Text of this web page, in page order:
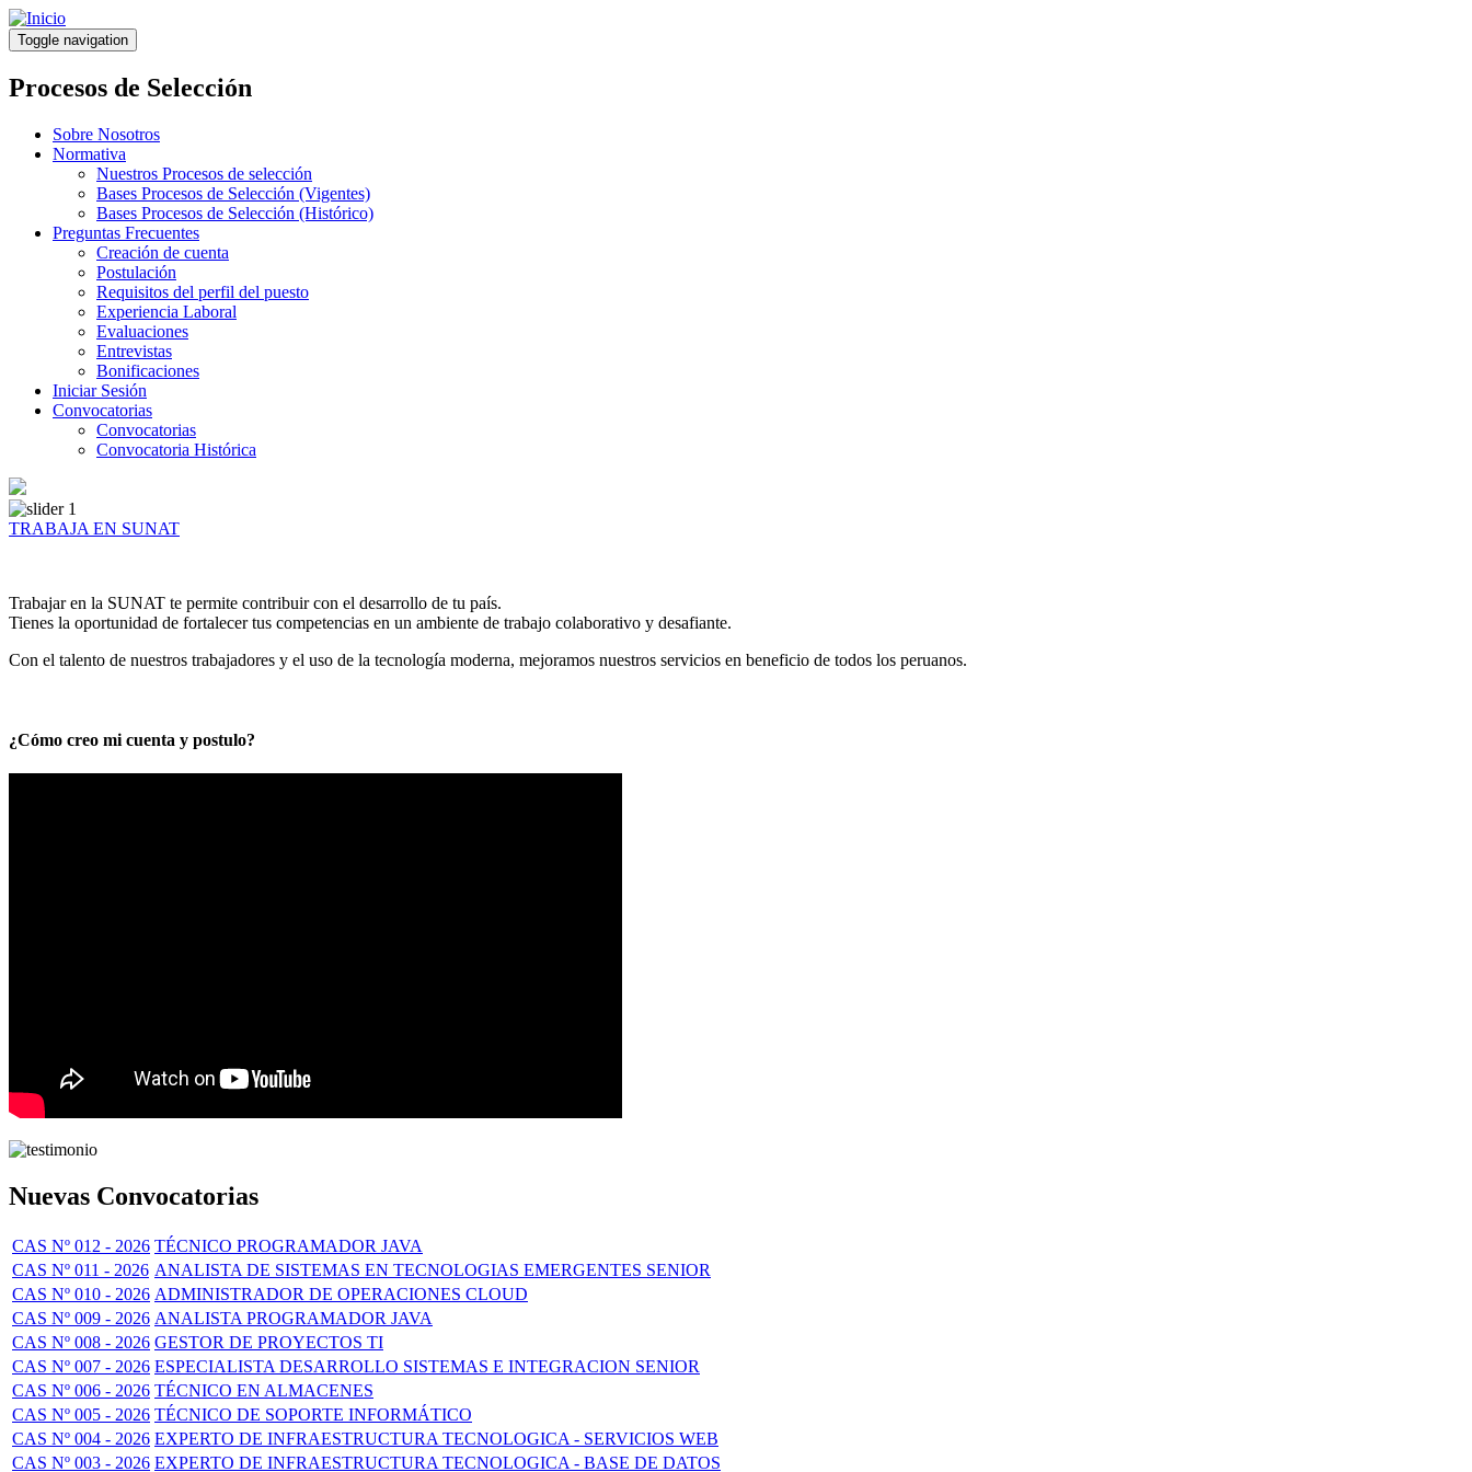
Pasar
al
contenido
principal
Toggle navigation
Procesos de Selección
Sobre Nosotros
Normativa
Nuestros Procesos de selección
Bases Procesos de Selección (Vigentes)
Bases Procesos de Selección (Histórico)
Preguntas Frecuentes
Creación de cuenta
Postulación
Requisitos del perfil del puesto
Experiencia Laboral
Evaluaciones
Entrevistas
Bonificaciones
Iniciar Sesión
Convocatorias
Convocatorias
Convocatoria Histórica
TRABAJA EN SUNAT
Trabajar en la SUNAT te permite contribuir con el desarrollo de tu país.
Tienes la oportunidad de fortalecer tus competencias en un ambiente de trabajo colaborativo y desafiante.
Con el talento de nuestros trabajadores y el uso de la tecnología moderna, mejoramos nuestros servicios en beneficio de todos los peruanos.
¿Cómo creo mi cuenta y postulo?
Nuevas Convocatorias
CAS Nº 012 - 2026 TÉCNICO PROGRAMADOR JAVA
CAS Nº 011 - 2026 ANALISTA DE SISTEMAS EN TECNOLOGIAS EMERGENTES SENIOR
CAS Nº 010 - 2026 ADMINISTRADOR DE OPERACIONES CLOUD
CAS Nº 009 - 2026 ANALISTA PROGRAMADOR JAVA
CAS Nº 008 - 2026 GESTOR DE PROYECTOS TI
CAS Nº 007 - 2026 ESPECIALISTA DESARROLLO SISTEMAS E INTEGRACION SENIOR
CAS Nº 006 - 2026 TÉCNICO EN ALMACENES
CAS Nº 005 - 2026 TÉCNICO DE SOPORTE INFORMÁTICO
CAS Nº 004 - 2026 EXPERTO DE INFRAESTRUCTURA TECNOLOGICA - SERVICIOS WEB
CAS Nº 003 - 2026 EXPERTO DE INFRAESTRUCTURA TECNOLOGICA - BASE DE DATOS